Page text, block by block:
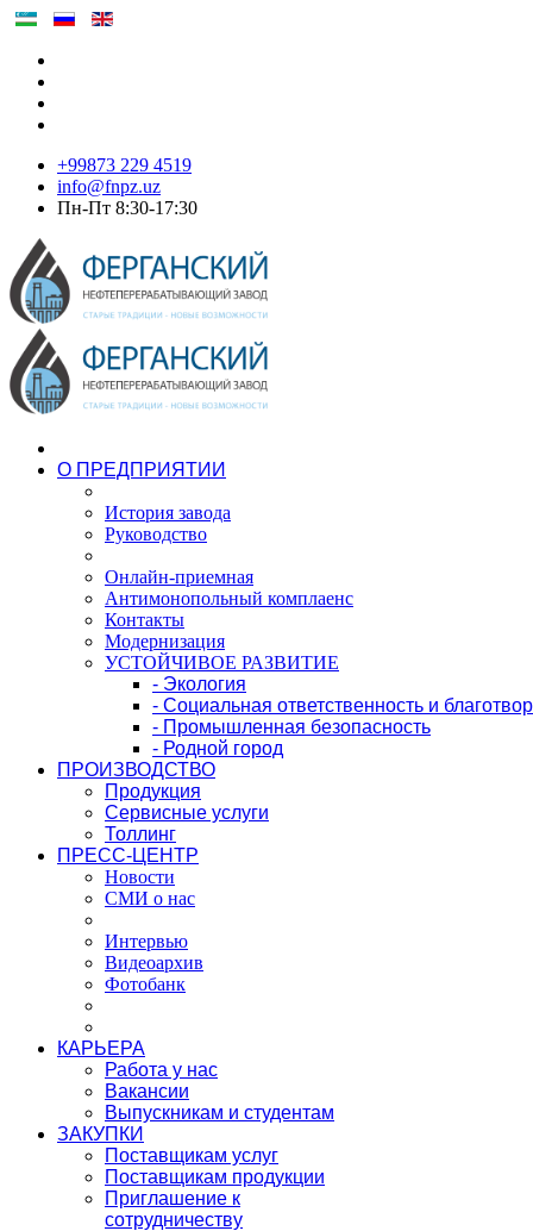
+99873 229 4519
info@fnpz.uz
Пн-Пт 8:30-17:30
О ПРЕДПРИЯТИИ
История завода
Руководство
Онлайн-приемная
Антимонопольный комплаенс
Контакты
Модернизация
УСТОЙЧИВОЕ РАЗВИТИЕ
- Экология
- Социальная ответственность и
- Промышленная безопасность
- Родной город
ПРОИЗВОДСТВО
Продукция
Сервисные услуги
Толлинг
ПРЕСС-ЦЕНТР
Новости
СМИ о нас
Интервью
Видеоархив
Фотобанк
КАРЬЕРА
Работа у нас
Вакансии
Выпускникам и студентам
ЗАКУПКИ
Поставщикам услуг
Поставщикам продукции
Приглашение к
сотрудничеству